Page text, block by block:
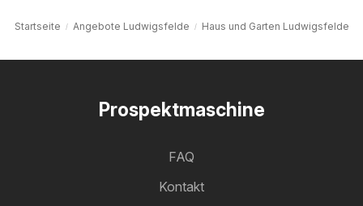
Startseite Angebote Ludwigsfelde Haus und Garten Ludwigsfelde
Prospektmaschine
FAQ
Kontakt